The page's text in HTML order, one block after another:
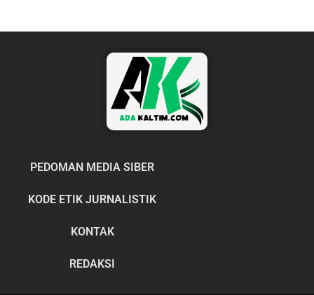
PEDOMAN MEDIA SIBER
KODE ETIK JURNALISTIK
KONTAK
REDAKSI